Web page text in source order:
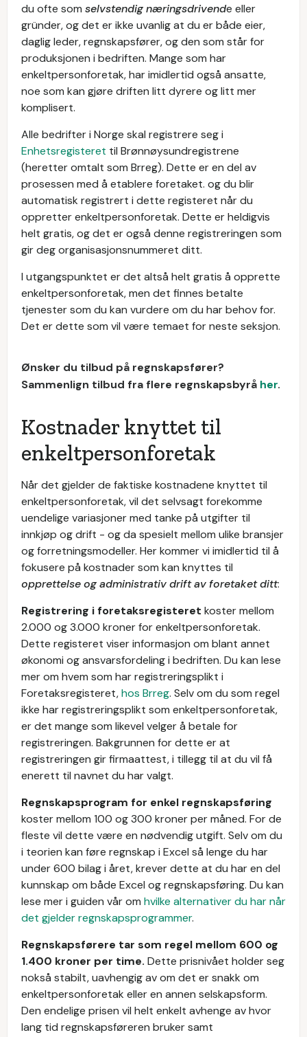
du ofte som selvstendig næringsdrivende eller
gründer, og det er ikke uvanlig at du er både eier,
daglig leder, regnskapsfører, og den som står for
produksjonen i bedriften. Mange som har
enkeltpersonforetak, har imidlertid også ansatte,
noe som kan gjøre driften litt dyrere og litt mer
komplisert.
Alle bedrifter i Norge skal registrere seg i
Enhetsregisteret til Brønnøysundregistrene
(heretter omtalt som Brreg). Dette er en del av
prosessen med å etablere foretaket. og du blir
automatisk registrert i dette registeret når du
oppretter enkeltpersonforetak. Dette er heldigvis
helt gratis, og det er også denne registreringen som
gir deg organisasjonsnummeret ditt.
I utgangspunktet er det altså helt gratis å opprette
enkeltpersonforetak, men det finnes betalte
tjenester som du kan vurdere om du har behov for.
Det er dette som vil være temaet for neste seksjon.
Ønsker du tilbud på regnskapsfører?
Sammenlign tilbud fra flere regnskapsbyrå her.
Kostnader knyttet til
enkeltpersonforetak
Når det gjelder de faktiske kostnadene knyttet til
enkeltpersonforetak, vil det selvsagt forekomme
uendelige variasjoner med tanke på utgifter til
innkjøp og drift - og da spesielt mellom ulike bransjer
og forretningsmodeller. Her kommer vi imidlertid til å
fokusere på kostnader som kan knyttes til
opprettelse og administrativ drift av foretaket ditt:
Registrering i foretaksregisteret koster mellom
2.000 og 3.000 kroner for enkeltpersonforetak.
Dette registeret viser informasjon om blant annet
økonomi og ansvarsfordeling i bedriften. Du kan lese
mer om hvem som har registreringsplikt i
Foretaksregisteret,hos Brreg. Selv om du som regel
ikke har registreringsplikt som enkeltpersonforetak,
er det mange som likevel velger å betale for
registreringen. Bakgrunnen for dette er at
registreringen gir firmaattest, i tillegg til at du vil få
enerett til navnet du har valgt.
Regnskapsprogram for enkel regnskapsføring
koster mellom 100 og 300 kroner per måned. For de
fleste vil dette være en nødvendig utgift. Selv om du
i teorien kan føre regnskap i Excel så lenge du har
under 600 bilag i året, krever dette at du har en del
kunnskap om både Excel og regnskapsføring. Du kan
lese mer i guiden vår om hvilke alternativer du har når
det gjelder regnskapsprogrammer.
Regnskapsførere tar som regel mellom 600 og
1.400 kroner per time. Dette prisnivået holder seg
nokså stabilt, uavhengig av om det er snakk om
enkeltpersonforetak eller en annen selskapsform.
Den endelige prisen vil helt enkelt avhenge av hvor
lang tid regnskapsføreren bruker samt